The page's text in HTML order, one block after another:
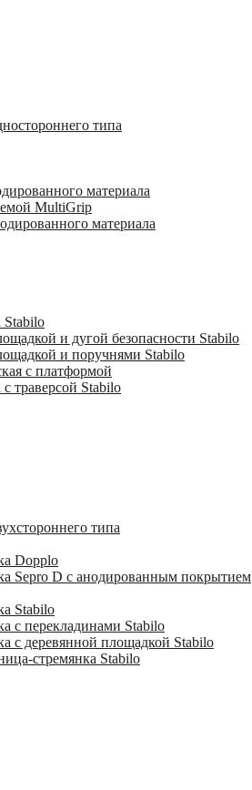
типа
материала
MultiGrip
материала
Stabilo
и дугой безопасности Stabilo
и поручнями Stabilo
с платформой
траверсой Stabilo
типа
Dopplo
Sepro D с анодированным покрытием
Stabilo
с перекладинами Stabilo
с деревянной площадкой Stabilo
стремянка Stabilo